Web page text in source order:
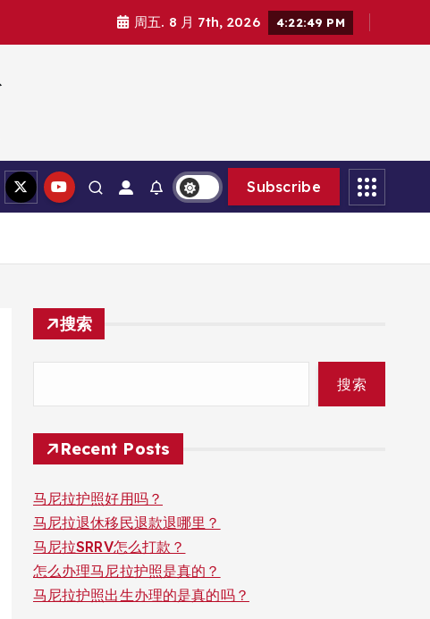
周五. 8 月 7th, 2026 4:22:50 PM
Subscribe
搜索
搜索
Recent Posts
马尼拉护照好用吗？
马尼拉退休移民退款退哪里？
马尼拉SRRV怎么打款？
怎么办理马尼拉护照是真的？
马尼拉护照出生办理的是真的吗？